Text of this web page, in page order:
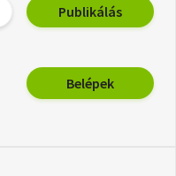
Publikálás
Belépek